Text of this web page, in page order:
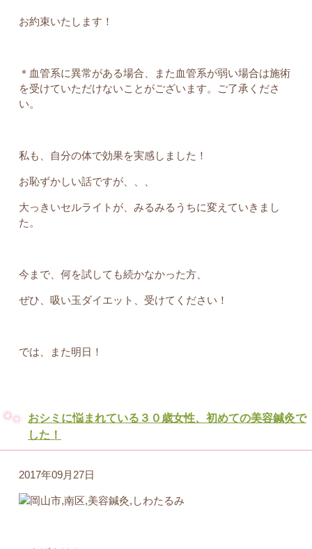
お約束いたします！
＊血管系に異常がある場合、また血管系が弱い場合は施術
を受けていただけないことがございます。ご了承くださ
い。
私も、自分の体で効果を実感しました！
お恥ずかしい話ですが、、、
大っきいセルライトが、みるみるうちに変えていきまし
た。
今まで、何を試しても続かなかった方、
ぜひ、吸い玉ダイエット、受けてください！
では、また明日！
おシミに悩まれている３０歳女性、初めての美容鍼灸で
した！
2017年09月27日